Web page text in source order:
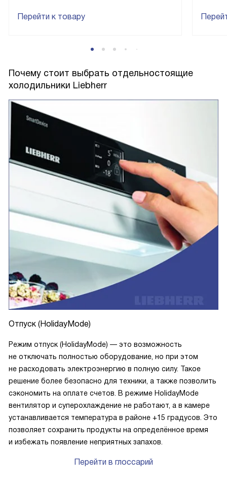
Перейти к товару
Почему стоит выбрать отдельностоящие
холодильники Liebherr
Отпуск (HolidayMode)
Режим отпуск (HolidayMode) — это возможность
не отключать полностью оборудование, но при этом
не расходовать электроэнергию в полную силу. Такое
решение более безопасно для техники, а также позволить
сэкономить на оплате счетов. В режиме HolidayMode
вентилятор и суперохлаждение не работают, а в камере
устанавливается температура в районе +15 градусов. Это
позволяет сохранить продукты на определённое время
и избежать появление неприятных запахов.
Перейти в глоссарий